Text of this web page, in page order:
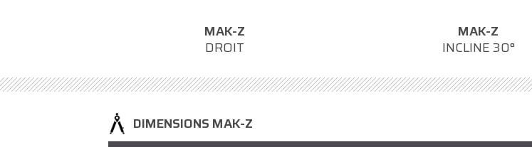
MAK-Z
DROIT
MAK-Z
INCLINE 30°
DIMENSIONS MAK-Z